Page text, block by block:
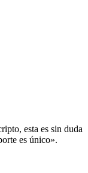
esta es sin duda
es único».